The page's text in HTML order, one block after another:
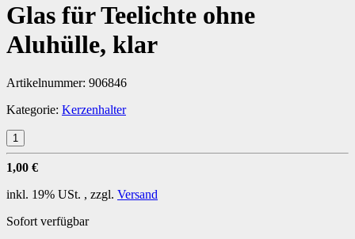
Glas für Teelichte ohne
Aluhülle, klar
Artikelnummer: 906846
Kategorie: Kerzenhalter
1,00 €
inkl. 19% USt. , zzgl. Versand
Sofort verfügbar